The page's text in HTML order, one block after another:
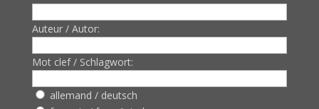
Auteur / Autor:
Mot clef / Schlagwort:
allemand / deutsch